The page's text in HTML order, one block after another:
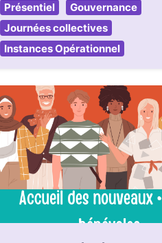
Présentiel
Gouvernance
Journées collectives
Instances Opérationnel